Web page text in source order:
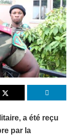
a été reçu
par la